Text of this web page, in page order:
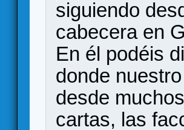
siguiendo
cabecera en
En él podéis
donde
desde
cartas, las